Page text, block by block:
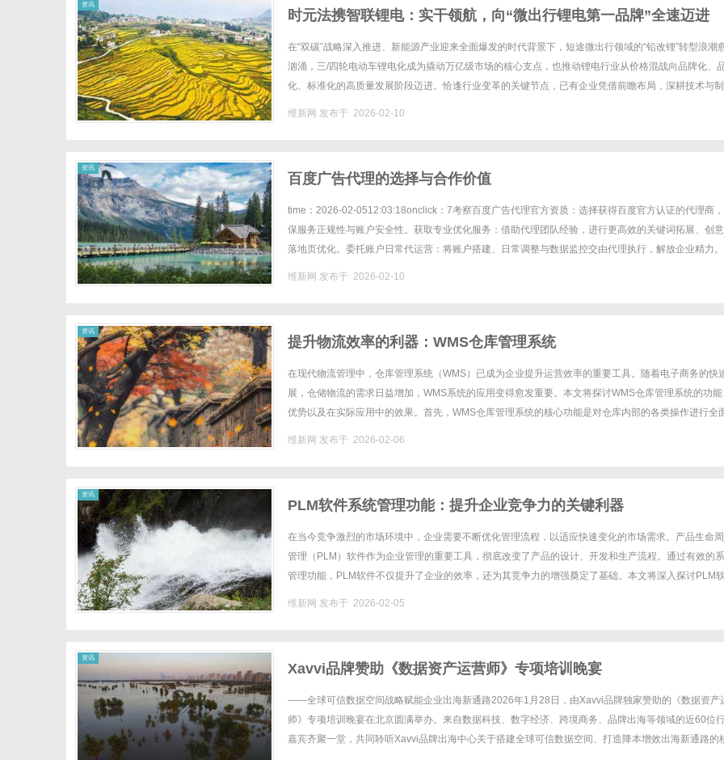
资讯
时元法携智联锂电：实干领航，向“微出行锂电第一品牌”全速迈进
在“双碳”战略深入推进、新能源产业迎来全面爆发的时代背景下，短途微出行领域的“铅改锂”转型浪潮
汹涌，三/四轮电动车锂电化成为撬动万亿级市场的核心支点，也推动锂电行业从价格混战向品牌化、
化、标准化的高质量发展阶段迈进。恰逢行业变革的关键节点，已有企业凭借前瞻布局，深耕技术与制
维新网 发布于 2026-02-10
资讯
百度广告代理的选择与合作价值
time：2026-02-0512:03:18onclick：7考察百度广告代理官方资质：选择获得百度官方认证的代理商
保服务正规性与账户安全性。获取专业优化服务：借助代理团队经验，进行更高效的关键词拓展、创
落地页优化。委托账户日常代运营：将账户搭建、日常调整与数据监控交由代理执行，解放企业精力。
维新网 发布于 2026-02-10
资讯
提升物流效率的利器：WMS仓库管理系统
在现代物流管理中，仓库管理系统（WMS）已成为企业提升运营效率的重要工具。随着电子商务的快
展，仓储物流的需求日益增加，WMS系统的应用变得愈发重要。本文将探讨WMS仓库管理系统的功能
优势以及在实际应用中的效果。首先，WMS仓库管理系统的核心功能是对仓库内部的各类操作进行全
维新网 发布于 2026-02-06
资讯
PLM软件系统管理功能：提升企业竞争力的关键利器
在当今竞争激烈的市场环境中，企业需要不断优化管理流程，以适应快速变化的市场需求。产品生命
管理（PLM）软件作为企业管理的重要工具，彻底改变了产品的设计、开发和生产流程。通过有效的
管理功能，PLM软件不仅提升了企业的效率，还为其竞争力的增强奠定了基础。本文将深入探讨PLM
维新网 发布于 2026-02-05
资讯
Xavvi品牌赞助《数据资产运营师》专项培训晚宴
——全球可信数据空间战略赋能企业出海新通路2026年1月28日，由Xavvi品牌独家赞助的《数据资产
师》专项培训晚宴在北京圆满举办。来自数据科技、数字经济、跨境商务、品牌出海等领域的近60位
嘉宾齐聚一堂，共同聆听Xavvi品牌出海中心关于搭建全球可信数据空间、打造降本增效出海新通路的